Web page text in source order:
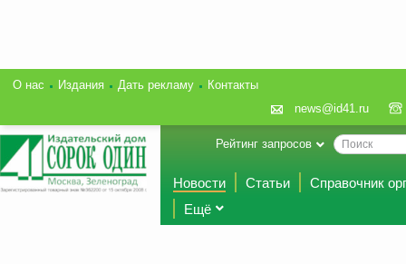
О нас Издания Дать рекламу
Контакты
news@id41.ru
Рейтинг запросов
Новости Статьи
Справочник
Ещё